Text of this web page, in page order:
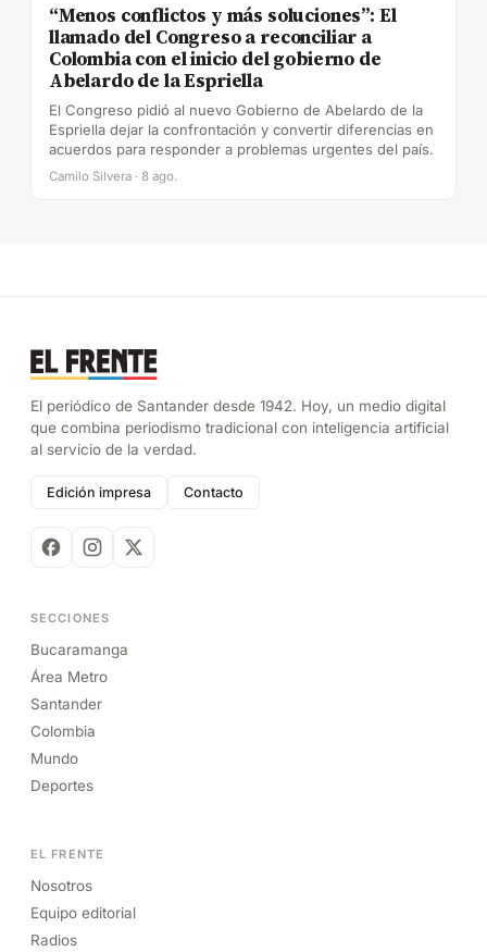
“Menos conflictos y más soluciones”: El
llamado del Congreso a reconciliar a
Colombia con el inicio del gobierno de
Abelardo de la Espriella
El Congreso pidió al nuevo Gobierno de Abelardo de la
Espriella dejar la confrontación y convertir diferencias en
acuerdos para responder a problemas urgentes del país.
Camilo Silvera · 8 ago.
El periódico de Santander desde 1942. Hoy, un medio digital
que combina periodismo tradicional con inteligencia artificial
al servicio de la verdad.
Edición impresa Contacto
SECCIONES
Bucaramanga
Área Metro
Santander
Colombia
Mundo
Deportes
EL FRENTE
Nosotros
Equipo editorial
Radios